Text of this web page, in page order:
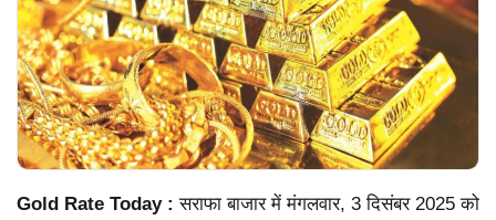
Gold Rate Today :सराफा बाजार में मंगलवार, 3 दिसंबर 2025 को